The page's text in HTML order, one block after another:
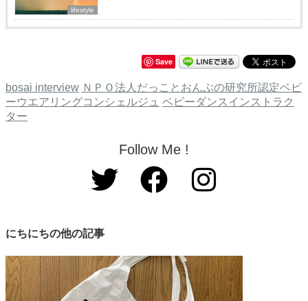
lifestyle
Save
bosai interview ＮＰＯ法人だっことおんぶの研究所認定ベビ
ーウエアリングコンシェルジュ ベビーダンスインストラク
ター
Follow Me !
にちにちの他の記事